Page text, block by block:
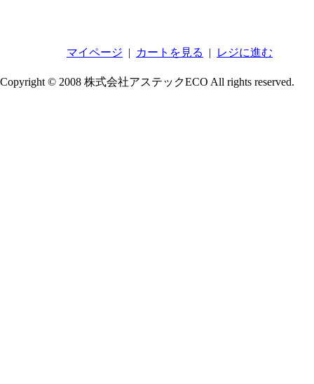
マイページ | カートを見る | レジに進む
Copyright © 2008 株式会社アステックECO All rights reserved.